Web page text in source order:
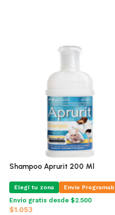
Shampoo Aprurit 200 Ml
Elegí tu zona Envio
Envío gratis desde $2.500
$1.053